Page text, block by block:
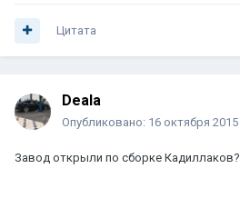
Цитата
Deala
Опубликовано: 16 октября 2015
Завод открыли по сборке Кадиллаков?